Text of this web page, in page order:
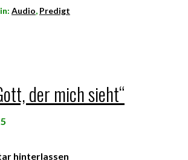
Audio, Predigt
der mich sieht“
hinterlassen